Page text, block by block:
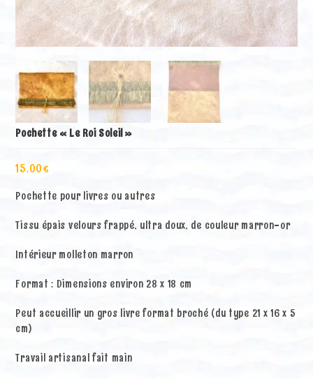
Pochette « Le Roi Soleil »
15.00€
Pochette pour livres ou autres
Tissu épais velours frappé, ultra doux, de couleur marron-or
Intérieur molleton marron
Format : Dimensions environ 28 x 18 cm
Peut accueillir un gros livre format broché (du type 21 x 16 x 5
cm)
Travail artisanal fait main